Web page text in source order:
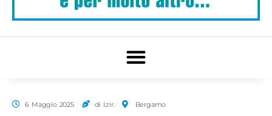
6 Maggio 2025 di l.zir. Bergamo